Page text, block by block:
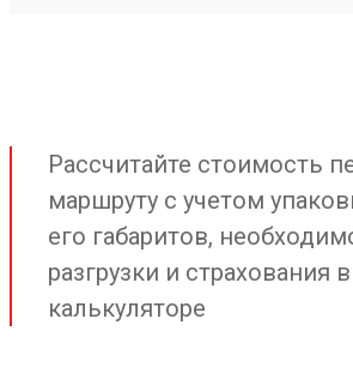
Рассчитайте стоимость
маршруту с учетом
его габаритов,
разгрузки и страхования
калькуляторе